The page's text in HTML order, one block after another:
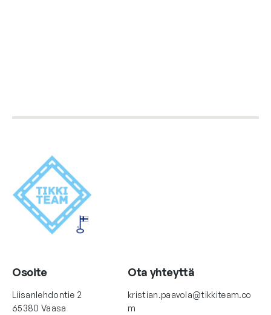
Osoite
Liisanlehdontie 2
65380 Vaasa
Ota yhteyttä
kristian.paavola@tikkiteam.co
m